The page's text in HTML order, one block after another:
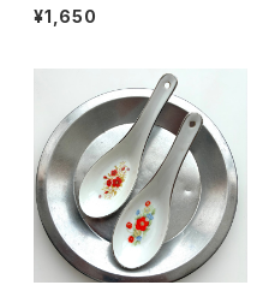
¥1,650